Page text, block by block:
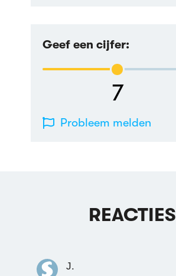
Geef een cijfer:
7
Probleem melden
REACTIES
J.